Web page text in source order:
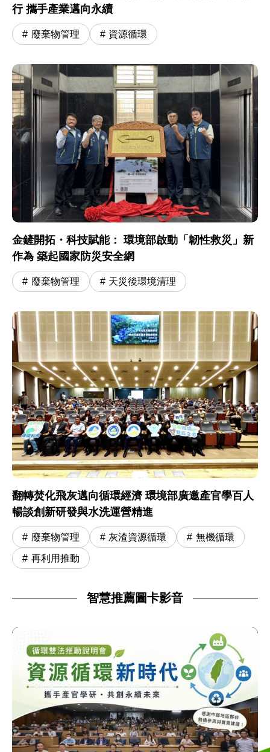
行 攜手產業邁向永續
廢棄物管理 資源循環
金鏟開拓・科技賦能： 環境部啟動「韌性救災」新
作為 築起國家防災安全網
廢棄物管理 天災後環境清理
翻轉焚化飛灰邁向循環經濟 環境部廣邀產官學百人
暢談創新研發與水洗運營精進
廢棄物管理 灰渣資源循環 無機循環
再利用推動
智慧推薦圖卡影音